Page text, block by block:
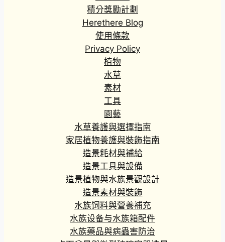
3
.
8
0
到
H
K
$
2
0
3
.
3
0
積分獎勵計劃
Herethere Blog
使用條款
Privacy Policy
植物
水草
素材
工具
園藝
水草養護與選擇指南
家居植物養護與裝飾指南
造景耗材與補給
造景工具與設備
造景植物與水族景觀設計
造景素材與裝飾
水族饲料與營養補充
水族设备与水族箱配件
水族藥品與病蟲害防治